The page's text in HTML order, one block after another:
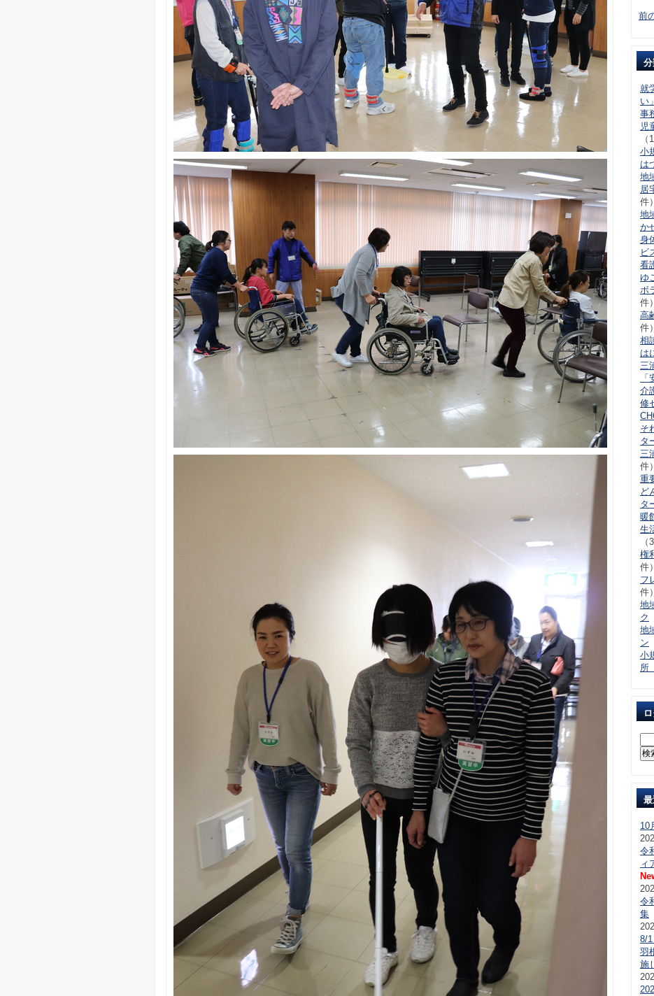
前
就
い」
事
児
（
小
は
地
居
件）
地
か
身
ビ
看
ゆ
ボ
件）
高
件）
相
は
三
「
介
修
そ
タ
三
件）
重
ど
タ
暖
生
（
権
件）
フ
件）
地
ク
地
ン
小
所
10
令
ィ
令
集
8/
羽
施